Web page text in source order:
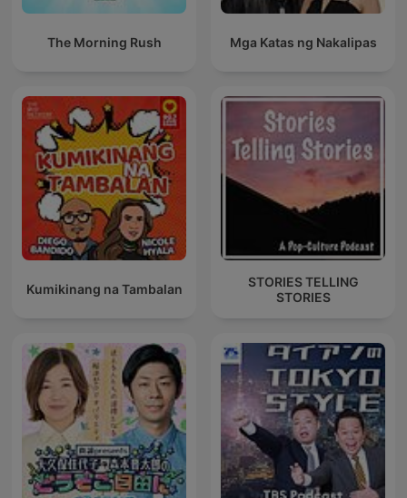
The Morning Rush Mga Katas ng Nakalipas
Kumikinang na Tambalan
STORIES TELLING
STORIES